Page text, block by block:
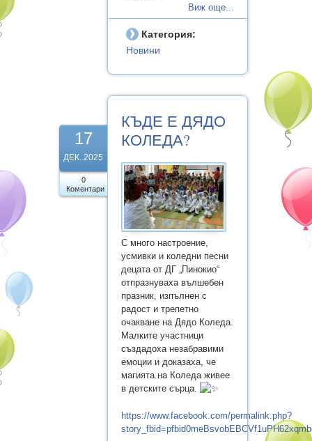
Виж още...
Категория:
Новини
17
ДЕК..2025
0
Коментари
КЪДЕ Е ДЯДО
КОЛЕДА?
С много настроение,
усмивки и коледни песни
децата от ДГ „Пинокио“
отпразнуваха вълшебен
празник, изпълнен с
радост и трепетно
очакване на Дядо Коледа.
Малките участници
създадоха незабравими
емоции и доказаха, че
магията на Коледа живее
в детските сърца.
https://www.facebook.com/permalink.php?